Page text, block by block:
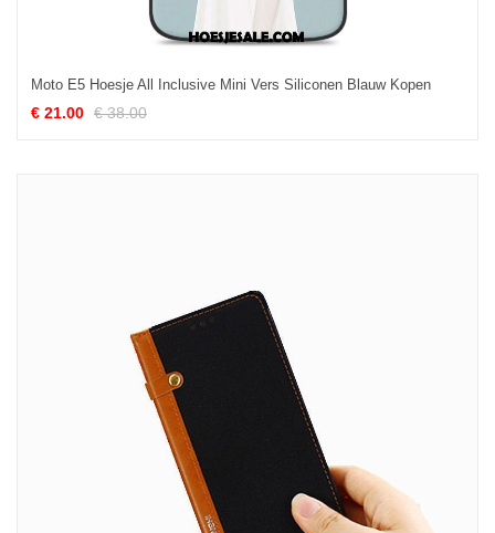
Moto E5 Hoesje All Inclusive Mini Vers Siliconen Blauw Kopen
€ 21.00 € 38.00